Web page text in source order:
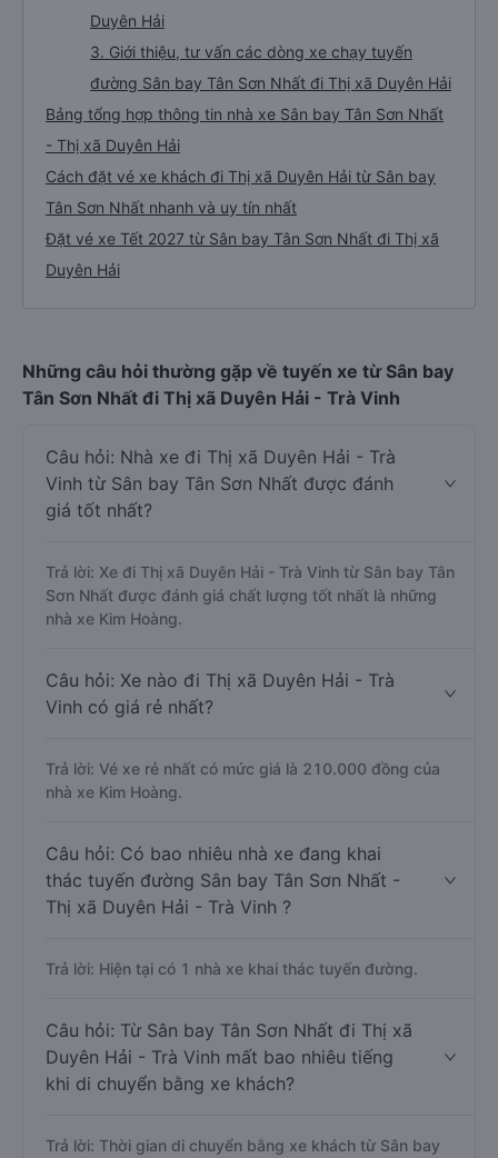
Duyên Hải
3. Giới thiệu, tư vấn các dòng xe chạy tuyến
đường Sân bay Tân Sơn Nhất đi Thị xã Duyên Hải
Bảng tổng hợp thông tin nhà xe Sân bay Tân Sơn Nhất
- Thị xã Duyên Hải
Cách đặt vé xe khách đi Thị xã Duyên Hải từ Sân bay
Tân Sơn Nhất nhanh và uy tín nhất
Đặt vé xe Tết 2027 từ Sân bay Tân Sơn Nhất đi Thị xã
Duyên Hải
Những câu hỏi thường gặp về tuyến xe từ Sân bay
Tân Sơn Nhất đi Thị xã Duyên Hải - Trà Vinh
Câu hỏi: Nhà xe đi Thị xã Duyên Hải - Trà
Vinh từ Sân bay Tân Sơn Nhất được đánh
giá tốt nhất?
Trả lời: Xe đi Thị xã Duyên Hải - Trà Vinh từ Sân bay Tân
Sơn Nhất được đánh giá chất lượng tốt nhất là những
nhà xe Kim Hoàng.
Câu hỏi: Xe nào đi Thị xã Duyên Hải - Trà
Vinh có giá rẻ nhất?
Trả lời: Vé xe rẻ nhất có mức giá là 210.000 đồng của
nhà xe Kim Hoàng.
Câu hỏi: Có bao nhiêu nhà xe đang khai
thác tuyến đường Sân bay Tân Sơn Nhất -
Thị xã Duyên Hải - Trà Vinh ?
Trả lời: Hiện tại có 1 nhà xe khai thác tuyến đường.
Câu hỏi: Từ Sân bay Tân Sơn Nhất đi Thị xã
Duyên Hải - Trà Vinh mất bao nhiêu tiếng
khi di chuyển bằng xe khách?
Trả lời: Thời gian di chuyển bằng xe khách từ Sân bay